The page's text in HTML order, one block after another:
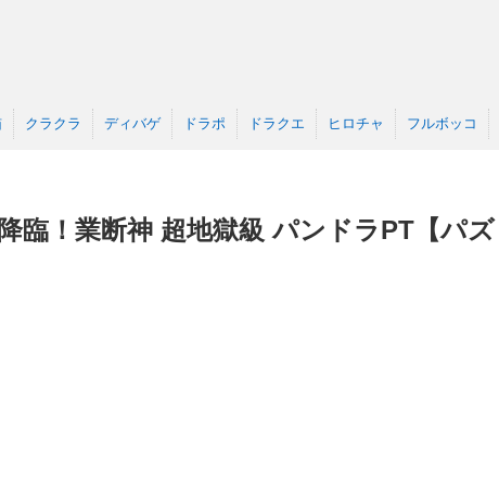
クラクラ ディバゲ ドラポ ドラクエ ヒロチャ フルボッコ
臨！業断神 超地獄級 パンドラPT【パズ